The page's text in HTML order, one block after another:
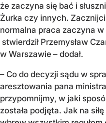
że zaczyna się bać i
Żurka czy innych.
normalna praca zaczyna
stwierdził Przemysław
w Warszawie – dodał.
– Co do decyzji sądu w
aresztowania pana
przypomnijmy, w jaki
została podjęta. Jak na